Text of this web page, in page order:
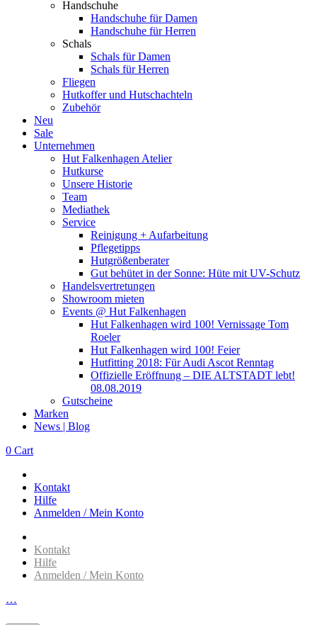
Handschuhe
Handschuhe für Damen
Handschuhe für Herren
Schals
Schals für Damen
Schals für Herren
Fliegen
Hutkoffer und Hutschachteln
Zubehör
Neu
Sale
Unternehmen
Hut Falkenhagen Atelier
Hutkurse
Unsere Historie
Team
Mediathek
Service
Reinigung + Aufarbeitung
Pflegetipps
Hutgrößenberater
Gut behütet in der Sonne: Hüte mit UV-Schutz
Handelsvertretungen
Showroom mieten
Events @ Hut Falkenhagen
Hut Falkenhagen wird 100! Vernissage Tom
Roeler
Hut Falkenhagen wird 100! Feier
Hutfitting 2018: Für Audi Ascot Renntag
Offizielle Eröffnung – DIE ALTSTADT lebt!
08.08.2019
Gutscheine
Marken
News | Blog
0 Cart
Kontakt
Hilfe
Anmelden / Mein Konto
Kontakt
Hilfe
Anmelden / Mein Konto
…